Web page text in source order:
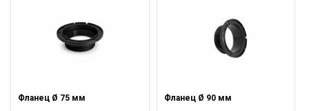
Фланец Ø 75 мм Фланец Ø 90 мм